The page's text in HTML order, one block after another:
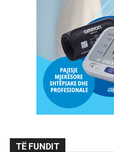
TË FUNDIT